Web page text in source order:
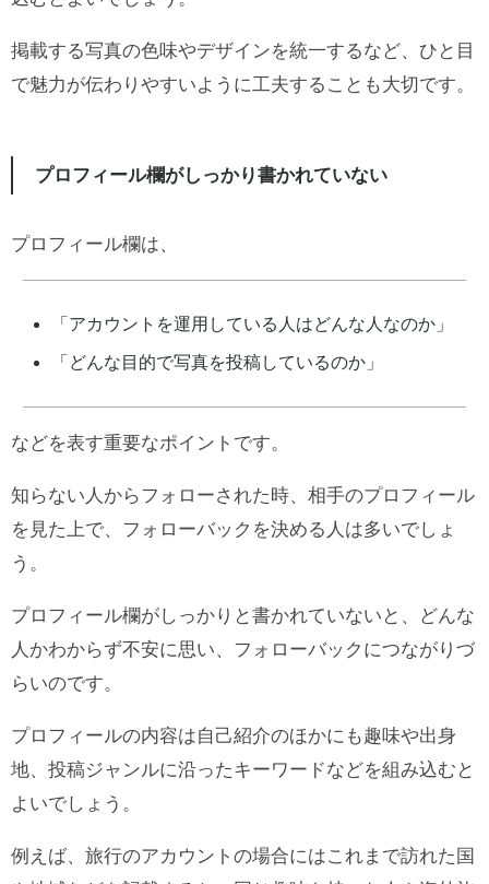
掲載する写真の色味やデザインを統一するなど、ひと目
で魅力が伝わりやすいように工夫することも大切です。
プロフィール欄がしっかり書かれていない
プロフィール欄は、
「アカウントを運用している人はどんな人なのか」
「どんな目的で写真を投稿しているのか」
などを表す重要なポイントです。
知らない人からフォローされた時、相手のプロフィール
を見た上で、フォローバックを決める人は多いでしょ
う。
プロフィール欄がしっかりと書かれていないと、どんな
人かわからず不安に思い、フォローバックにつながりづ
らいのです。
プロフィールの内容は自己紹介のほかにも趣味や出身
地、投稿ジャンルに沿ったキーワードなどを組み込むと
よいでしょう。
例えば、旅行のアカウントの場合にはこれまで訪れた国